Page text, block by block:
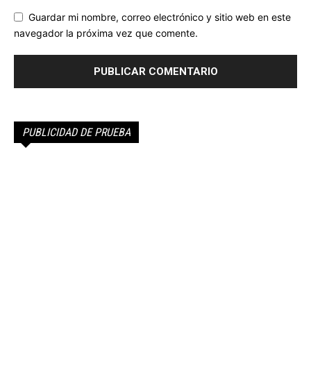
Guardar mi nombre, correo electrónico y sitio web en este
navegador la próxima vez que comente.
PUBLICIDAD DE PRUEBA